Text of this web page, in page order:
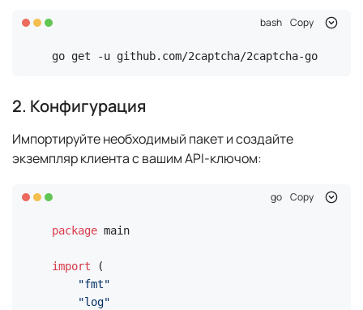
bash Copy
go get -u github.com/2captcha/2captcha-go
2. Конфигурация
Импортируйте необходимый пакет и создайте
экземпляр клиента с вашим API-ключом:
go Copy
package main
import (
"fmt"
"log"